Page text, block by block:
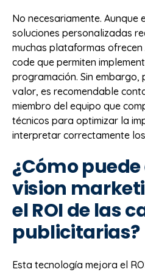
No necesariamente. Aunque
soluciones personalizadas
muchas plataformas
code que permiten
programación. Sin embargo,
valor, es recomendable
miembro del equipo que
técnicos para optimizar la
interpretar correctamente
¿Cómo
vision
el ROI de las
publicitarias?
Esta tecnología mejora el